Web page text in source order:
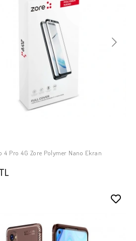
SEPETE EKLE
4 Pro 4G Zore Polymer Nano Ekran